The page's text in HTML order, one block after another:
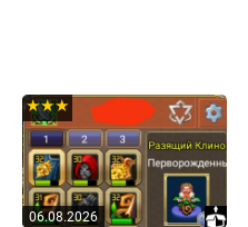
06.08.2026
★★★